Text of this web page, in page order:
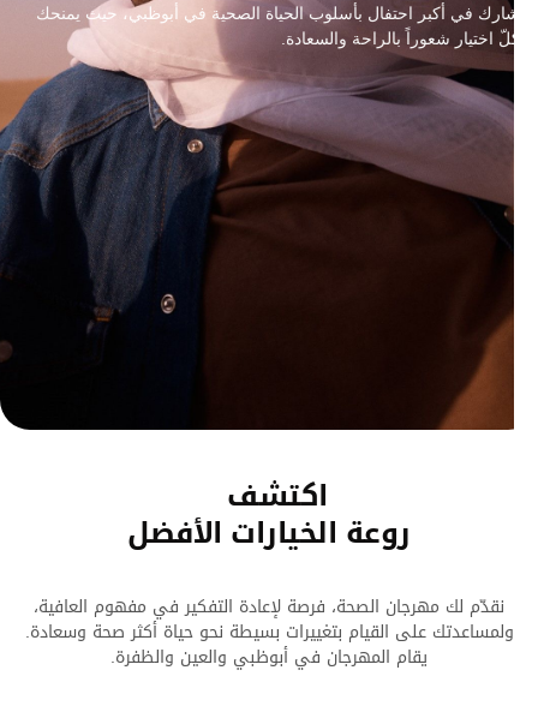
في أكبر احتفال بأسلوب الحياة الصحية في أبوظبي، حيث يمنحك
اختيار شعوراً بالراحة والسعادة.
اكتشف
روعة الخيارات الأفضل
نقدّم لك مهرجان الصحة، فرصة لإعادة التفكير في مفهوم العافية،
ولمساعدتك على القيام بتغييرات بسيطة نحو حياة أكثر صحة وسعادة.
يقام المهرجان في أبوظبي والعين والظفرة.